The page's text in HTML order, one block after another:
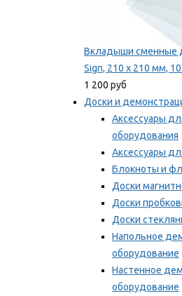
Вкладыши сменные
Sign, 210 x 210 мм,
1 200 руб
Доски и
Аксессуары
оборудования
Аксессуары
Блокноты и
Доски
Доски
Доски
Напольное
оборудование
Настенное
оборудование